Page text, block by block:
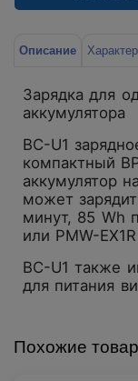
Описание
Зарядка для
аккумулятора
BC-U1
компактный
аккумулятор
может
минут, 85 Wh
или PMW-
BC-U1 также
для питания
Похожие